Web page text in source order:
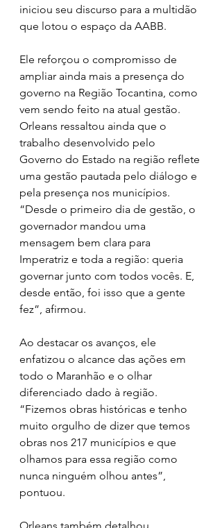
iniciou seu discurso para a multidão
que lotou o espaço da AABB.
Ele reforçou o compromisso de
ampliar ainda mais a presença do
governo na Região Tocantina, como
vem sendo feito na atual gestão.
Orleans ressaltou ainda que o
trabalho desenvolvido pelo
Governo do Estado na região reflete
uma gestão pautada pelo diálogo e
pela presença nos municípios.
“Desde o primeiro dia de gestão, o
governador mandou uma
mensagem bem clara para
Imperatriz e toda a região: queria
governar junto com todos vocês. E,
desde então, foi isso que a gente
fez”, afirmou.
Ao destacar os avanços, ele
enfatizou o alcance das ações em
todo o Maranhão e o olhar
diferenciado dado à região.
“Fizemos obras históricas e tenho
muito orgulho de dizer que temos
obras nos 217 municípios e que
olhamos para essa região como
nunca ninguém olhou antes”,
pontuou.